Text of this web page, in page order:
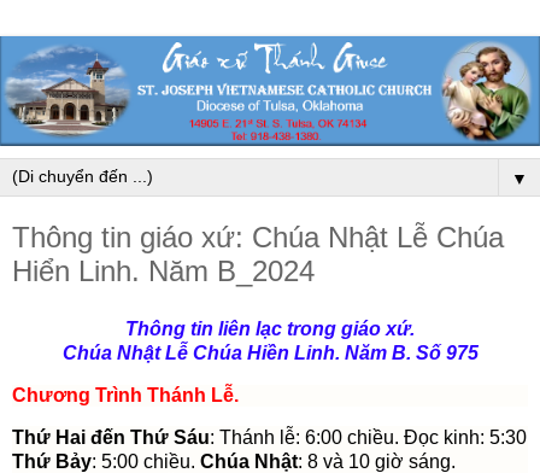
▼
Thông tin giáo xứ: Chúa Nhật Lễ Chúa
Hiển Linh. Năm B_2024
Thông tin liên lạc trong giáo xứ.
Chúa Nhật Lễ Chúa Hiền Linh. Năm B. Số 975
Chương Trình Thánh Lễ.
Thứ Hai đến Thứ Sáu: Thánh lễ: 6:00 chiều. Đọc kinh: 5:30
Thứ Bảy: 5:00 chiều. Chúa Nhật: 8 và 10 giờ sáng.